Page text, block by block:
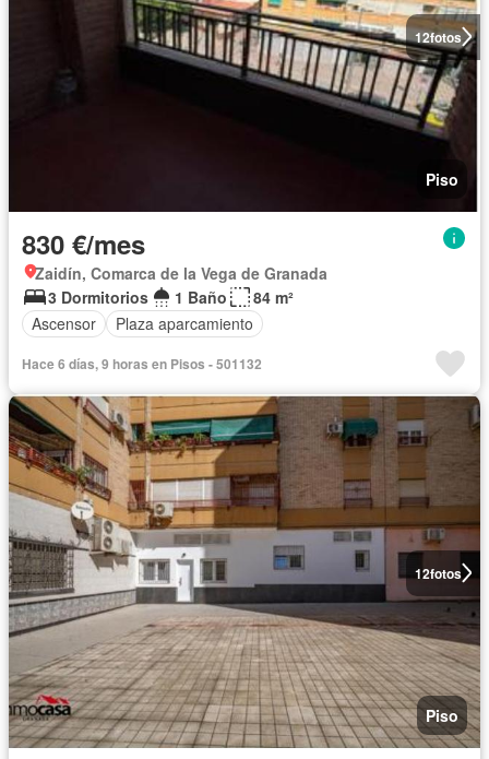
12fotos
Piso
830 €/mes
Zaidín, Comarca de la Vega de Granada
3 Dormitorios
1 Baño
84 m²
Ascensor
Plaza aparcamiento
Hace 6 días, 9 horas en Pisos - 501132
12fotos
Piso